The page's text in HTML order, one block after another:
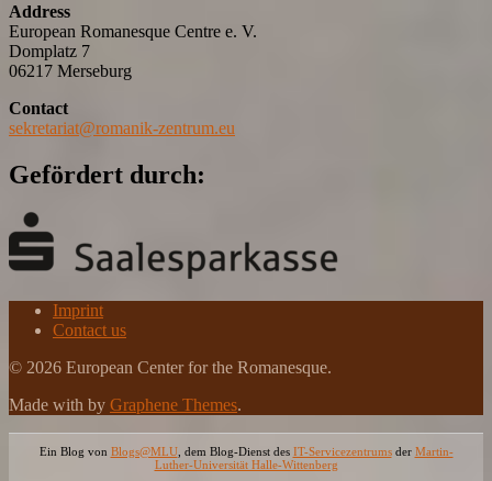
Address
European Romanesque Centre e. V.
Domplatz 7
06217 Merseburg
Contact
sekretariat@romanik-zentrum.eu
Gefördert durch:
Imprint
Contact us
© 2026 European Center for the Romanesque.
Made with by Graphene Themes.
Ein Blog von Blogs@MLU, dem Blog-Dienst des IT-Servicezentrumsder Martin-
Luther-Universität Halle-Wittenberg